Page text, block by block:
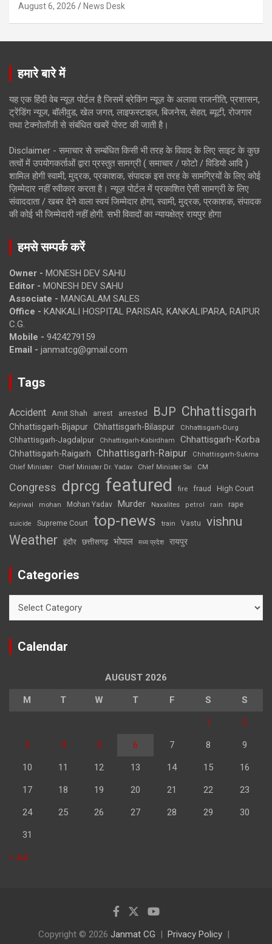
August 6, 2026 News Desk
हमारे बारे में
यह एक हिंदी वेब न्यूज़ पोर्टल है जिसमें ब्रेकिंग न्यूज़ के अलावा राजनीति, प्रशासन,
ट्रेंडिंग न्यूज, बॉलीवुड, खेल जगत, लाइफस्टाइल, बिजनेस, सेहत, ब्यूटी, रोजगार
तथा टेक्नोलॉजी से संबंधित खबरें पोस्ट की जाती है।
Disclaimer - समाचार से सम्बंधित किसी भी तरह के विवाद के लिए साइट के कुछ
तत्वों में उपयोगकर्ताओं द्वारा प्रस्तुत सामग्री ( समाचार / फोटो / विडियो आदि )
शामिल होगी स्वामी, मुद्रक, प्रकाशक, संपादक इस तरह के सामग्रियों के लिए कोई
ज़िम्मेदार नहीं स्वीकार करता है। न्यूज़ पोर्टल में प्रकाशित ऐसी सामग्री के लिए
संवाददाता / खबर देने वाला स्वयं जिम्मेदार होगा, स्वामी, मुद्रक, प्रकाशक, संपादक
की कोई भी जिम्मेदारी नहीं होगी. सभी विवादों का न्यायक्षेत्र रायपुर होगा
हमसे सम्पर्क करें
Owner - MONESH DEV SAHU
Editor - MONESH DEV SAHU
Associate - MANGALAM SALES
Office - KANKALI HOSPITAL PARISAR, KANKALIPARA, RAIPUR
C.G.
Mobile - 9424279159
Email - janmatcg@gmail.com
Tags
Accident Amit Shah arrest arrested BJP Chhattisgarh
Chhattisgarh-Bijapur Chhattisgarh-Bilaspur Chhattisgarh-Durg
Chhattisgarh-Jagdalpur Chhattisgarh-Kabirdham Chhattisgarh-Korba
Chhattisgarh-Raigarh Chhattisgarh-Raipur
Chhattisgarh-Sukma
Chief Minister
Chief Minister Dr. Yadav Chief Minister Sai CM
Congress dprcg featured fire fraud High Court
Kejriwal mohan Mohan Yadav Murder Naxalites petrol rain rape
suicide Supreme Court top-news train Vastu vishnu
Weather इंदौर छत्तीसगढ़ भोपाल मध्य प्रदेश रायपुर
Categories
Calendar
AUGUST 2026
M T W T F S S
1 2
3 4 5 6 7 8 9
10 11 12 13 14 15 16
17 18 19 20 21 22 23
24 25 26 27 28 29 30
31
« Jul
Copyright © 2026 Janmat CG Privacy Policy